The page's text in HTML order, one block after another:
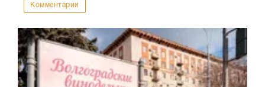
Комментарии